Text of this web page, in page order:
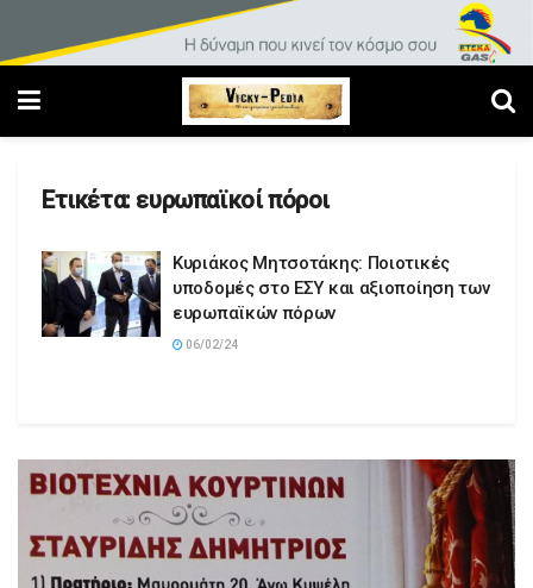
Ετικέτα: ευρωπαϊκοί πόροι
Κυριάκος Μητσοτάκης: Ποιοτικές
υποδομές στο ΕΣΥ και αξιοποίηση των
ευρωπαϊκών πόρων
06/02/24